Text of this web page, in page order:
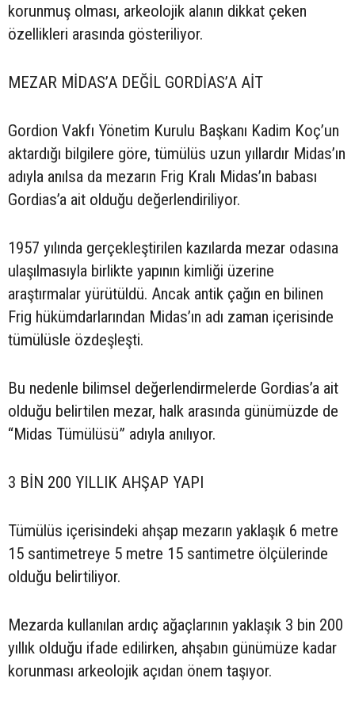
korunmuş olması, arkeolojik alanın dikkat çeken
özellikleri arasında gösteriliyor.
MEZAR MİDAS’A DEĞİL GORDİAS’A AİT
Gordion Vakfı Yönetim Kurulu Başkanı Kadim Koç’un
aktardığı bilgilere göre, tümülüs uzun yıllardır Midas’ın
adıyla anılsa da mezarın Frig Kralı Midas’ın babası
Gordias’a ait olduğu değerlendiriliyor.
1957 yılında gerçekleştirilen kazılarda mezar odasına
ulaşılmasıyla birlikte yapının kimliği üzerine
araştırmalar yürütüldü. Ancak antik çağın en bilinen
Frig hükümdarlarından Midas’ın adı zaman içerisinde
tümülüsle özdeşleşti.
Bu nedenle bilimsel değerlendirmelerde Gordias’a ait
olduğu belirtilen mezar, halk arasında günümüzde de
“Midas Tümülüsü” adıyla anılıyor.
3 BİN 200 YILLIK AHŞAP YAPI
Tümülüs içerisindeki ahşap mezarın yaklaşık 6 metre
15 santimetreye 5 metre 15 santimetre ölçülerinde
olduğu belirtiliyor.
Mezarda kullanılan ardıç ağaçlarının yaklaşık 3 bin 200
yıllık olduğu ifade edilirken, ahşabın günümüze kadar
korunması arkeolojik açıdan önem taşıyor.